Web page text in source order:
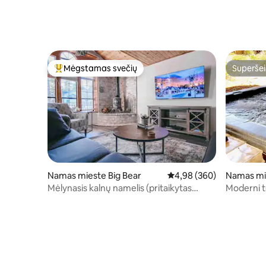
Svečių mėgstamiausias
Mėgstamas svečių
Namas mieste Big Bear Vidutinis įvertinimas:
4,98 (360)
Mėlynasis kalnų namelis (pritaikytas
Namas
Moderni